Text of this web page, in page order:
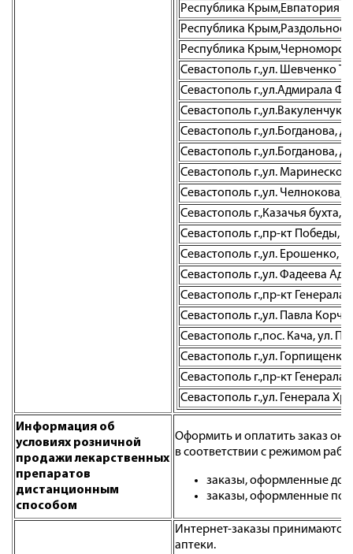
Республика Крым,Евпатория
Республика Крым,Раздольное
Республика
Севастополь г.,ул. Шевченко
Севастополь г.,ул.Адмирала
Севастополь
Севастополь г.,ул.Богданова,
Севастополь г.,ул.Богданова,
Севастополь г.,ул. Маринеско
Севастополь г.,ул. Челнокова,
Севастополь г.,Казачья бухта,
Севастополь г.,пр-кт Победы,
Севастополь г.,ул. Ерошенко,
Севастополь г.,ул. Фадеева
Севастополь г.,пр-кт
Севастополь г.,ул. Павла
Севастополь г.,пос. Кача, ул.
Севастополь г.,ул.
Севастополь г.,пр-кт Генерала
Севастополь г.,ул. Генерала
Информация об
условиях розничной
продажи лекарственных
препаратов
дистанционным
способом
Оформить и оплатить заказ
в соответствии с режимом
заказы, оформленные до
заказы, оформленные
Интернет-заказы принимаются
аптеки.